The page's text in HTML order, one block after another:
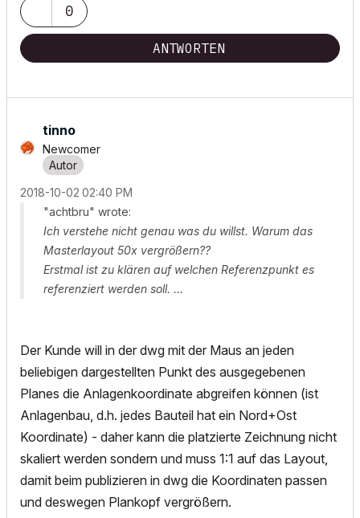
0
ANTWORTEN
tinno
Newcomer
‎2018-10-02 02:40 PM
"achtbru" wrote:
Ich verstehe nicht genau was du willst. Warum das
Masterlayout 50x vergrößern??
Erstmal ist zu klären auf welchen Referenzpunkt es
referenziert werden soll. ...
Der Kunde will in der dwg mit der Maus an jeden
beliebigen dargestellten Punkt des ausgegebenen
Planes die Anlagenkoordinate abgreifen können (ist
Anlagenbau, d.h. jedes Bauteil hat ein Nord+Ost
Koordinate) - daher kann die platzierte Zeichnung nicht
skaliert werden sondern und muss 1:1 auf das Layout,
damit beim publizieren in dwg die Koordinaten passen
und deswegen Plankopf vergrößern.